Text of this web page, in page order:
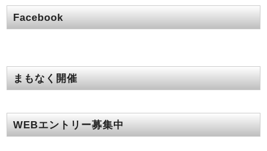
Facebook
まもなく開催
WEBエントリー募集中